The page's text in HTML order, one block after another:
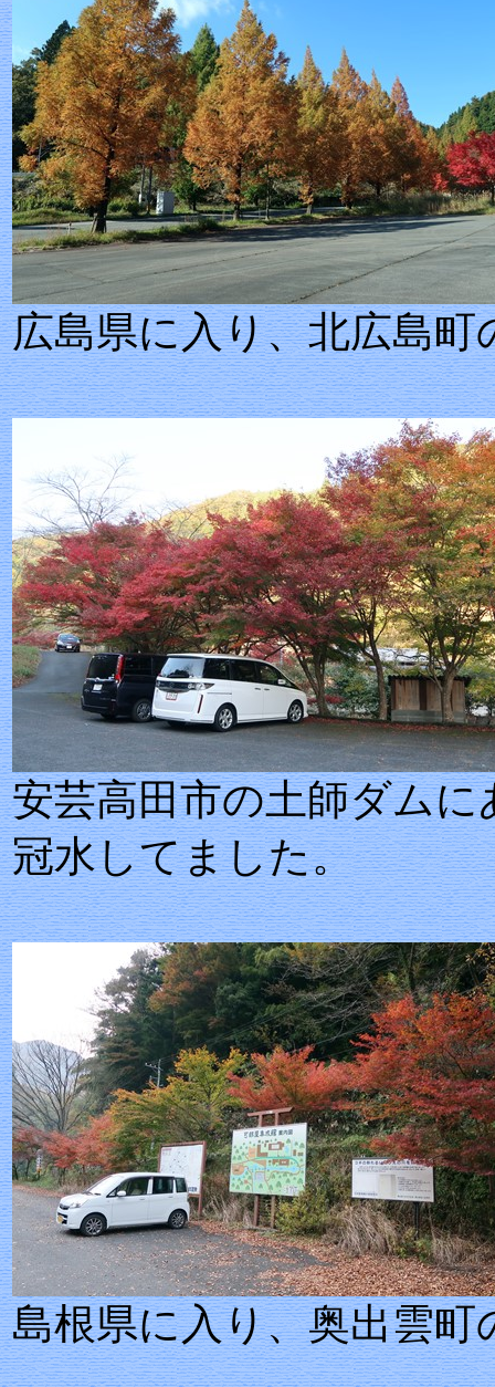
広島県に入り、北
安芸高田市の土師
冠水してました。
島根県に入り、